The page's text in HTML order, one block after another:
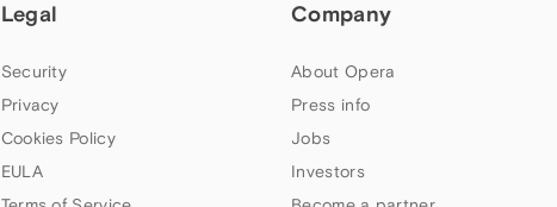
Legal
Security
Privacy
Cookies Policy
EULA
Company
About Opera
Press info
Jobs
Investors